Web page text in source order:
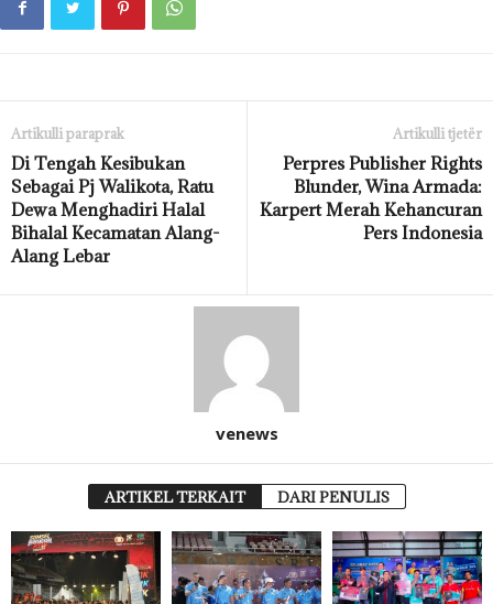
Artikulli paraprak
Di Tengah Kesibukan
Sebagai Pj Walikota, Ratu
Dewa Menghadiri Halal
Bihalal Kecamatan Alang-
Alang Lebar
Artikulli tjetër
Perpres Publisher Rights
Blunder, Wina Armada:
Karpert Merah Kehancuran
Pers Indonesia
venews
ARTIKEL TERKAIT DARI PENULIS